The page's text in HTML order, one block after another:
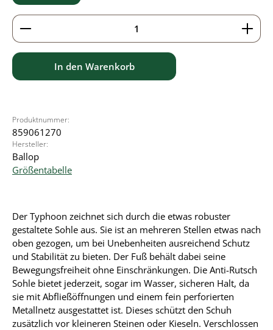
Produkt Anzahl: Gib den gewünschten Wert ein
In den Warenkorb
Produktnummer:
859061270
Hersteller:
Ballop
Größentabelle
Der Typhoon zeichnet sich durch die etwas robuster
gestaltete Sohle aus. Sie ist an mehreren Stellen etwas nach
oben gezogen, um bei Unebenheiten ausreichend Schutz
und Stabilität zu bieten. Der Fuß behält dabei seine
Bewegungsfreiheit ohne Einschränkungen. Die Anti-Rutsch
Sohle bietet jederzeit, sogar im Wasser, sicheren Halt, da
sie mit Abfließöffnungen und einem fein perforierten
Metallnetz ausgestattet ist. Dieses schützt den Schuh
zusätzlich vor kleineren Steinen oder Kieseln. Verschlossen